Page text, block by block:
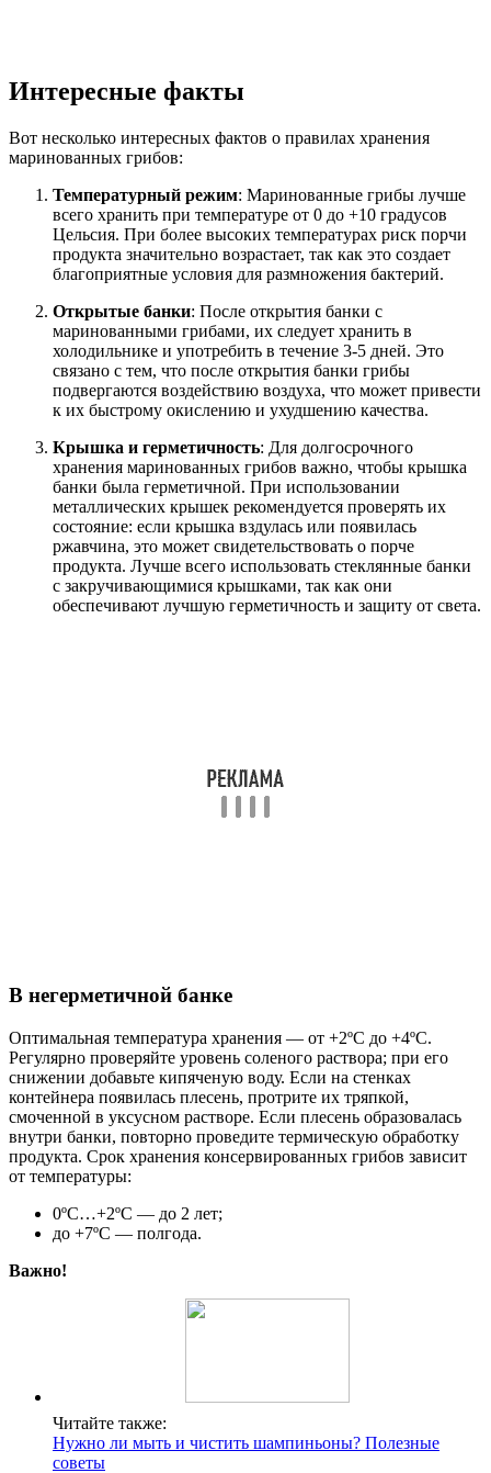
Интересные факты
Вот несколько интересных фактов о правилах хранения
маринованных грибов:
Температурный режим: Маринованные грибы лучше
всего хранить при температуре от 0 до +10 градусов
Цельсия. При более высоких температурах риск порчи
продукта значительно возрастает, так как это создает
благоприятные условия для размножения бактерий.
Открытые банки: После открытия банки с
маринованными грибами, их следует хранить в
холодильнике и употребить в течение 3-5 дней. Это
связано с тем, что после открытия банки грибы
подвергаются воздействию воздуха, что может привести
к их быстрому окислению и ухудшению качества.
Крышка и герметичность: Для долгосрочного
хранения маринованных грибов важно, чтобы крышка
банки была герметичной. При использовании
металлических крышек рекомендуется проверять их
состояние: если крышка вздулась или появилась
ржавчина, это может свидетельствовать о порче
продукта. Лучше всего использовать стеклянные банки
с закручивающимися крышками, так как они
обеспечивают лучшую герметичность и защиту от света.
В негерметичной банке
Оптимальная температура хранения — от +2ºС до +4ºС.
Регулярно проверяйте уровень соленого раствора; при его
снижении добавьте кипяченую воду. Если на стенках
контейнера появилась плесень, протрите их тряпкой,
смоченной в уксусном растворе. Если плесень образовалась
внутри банки, повторно проведите термическую обработку
продукта. Срок хранения консервированных грибов зависит
от температуры:
0ºС…+2ºС — до 2 лет;
до +7ºС — полгода.
Важно!
Читайте также:
Нужно ли мыть и чистить шампиньоны? Полезные
советы